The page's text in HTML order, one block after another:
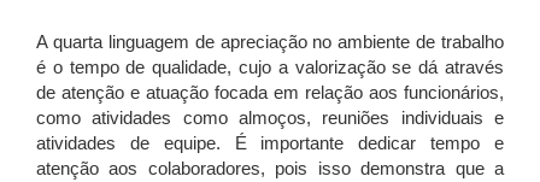
A quarta linguagem de apreciação no ambiente de trabalho
é o tempo de qualidade, cujo a valorização se dá através
de atenção e atuação focada em relação aos funcionários,
como atividades como almoços, reuniões individuais e
atividades de equipe. É importante dedicar tempo e
atenção aos colaboradores, pois isso demonstra que a